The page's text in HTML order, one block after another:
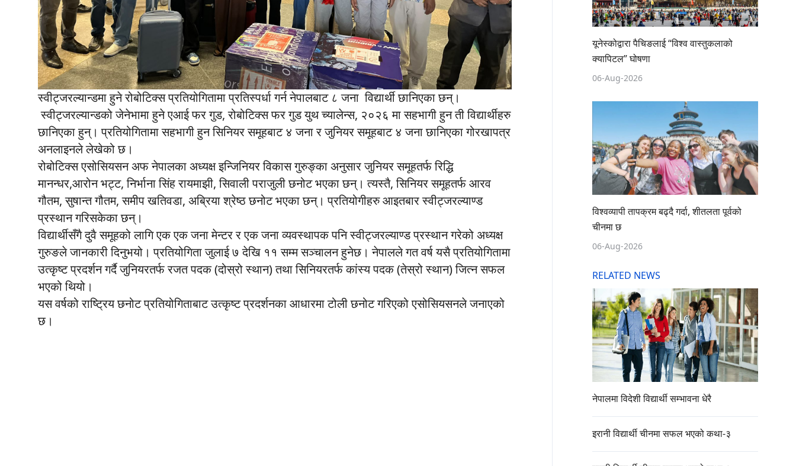
स्वीट्जरल्यान्डमा हुने रोबोटिक्स प्रतियोगितामा प्रतिस्पर्धा गर्न नेपालबाट ८ जना विद्यार्थी छानिएका छन्।
स्वीट्जरल्यान्डको जेनेभामा हुने एआई फर गुड, रोबोटिक्स फर गुड युथ च्यालेन्स, २०२६ मा सहभागी हुन ती विद्यार्थीहरु
छानिएका हुन्। प्रतियोगितामा सहभागी हुन सिनियर समूहबाट ४ जना र जुनियर समूहबाट ४ जना छानिएका गोरखापत्र
अनलाइनले लेखेको छ।
रोबोटिक्स एसोसियसन अफ नेपालका अध्यक्ष इन्जिनियर विकास गुरुङ्का अनुसार जुनियर समूहतर्फ रिद्धि
मानन्धर,आरोन भट्ट, निर्भाना सिंह रायमाझी, सिवाली पराजुली छनोट भएका छन्। त्यस्तै, सिनियर समूहतर्फ आरव
गौतम, सुषान्त गौतम, समीप खतिवडा, अब्रिया श्रेष्ठ छनोट भएका छन्। प्रतियोगीहरु आइतबार स्वीट्जरल्याण्ड
प्रस्थान गरिसकेका छन्।
विद्यार्थीसँगै दुवै समूहको लागि एक एक जना मेन्टर र एक जना व्यवस्थापक पनि स्वीट्जरल्याण्ड प्रस्थान गरेको अध्यक्ष
गुरुङले जानकारी दिनुभयो। प्रतियोगिता जुलाई ७ देखि ११ सम्म सञ्चालन हुनेछ। नेपालले गत वर्ष यसै प्रतियोगितामा
उत्कृष्ट प्रदर्शन गर्दै जुनियरतर्फ रजत पदक (दोस्रो स्थान) तथा सिनियरतर्फ कांस्य पदक (तेस्रो स्थान) जित्न सफल
भएको थियो।
यस वर्षको राष्ट्रिय छनोट प्रतियोगिताबाट उत्कृष्ट प्रदर्शनका आधारमा टोली छनोट गरिएको एसोसियसनले जनाएको
छ।
यूनेस्कोद्वारा पैचिङलाई “विश्व वास्तुकलाको
क्यापिटल” घोषणा
06-Aug-2026
विश्वव्यापी तापक्रम बढ्दै गर्दा, शीतलता पूर्वको
चीनमा छ
06-Aug-2026
RELATED NEWS
नेपालमा विदेशी विद्यार्थी सम्भावना धेरै
इरानी विद्यार्थी चीनमा सफल भएको कथा-३